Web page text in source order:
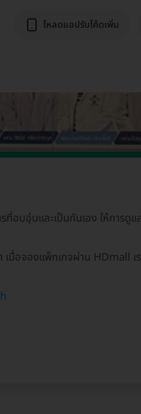
โหลดแอปรับโค้ดเพิ่ม
อุ่นและเป็นกันเอง ให้การดูแ
มื่อจองแพ็กเกจผ่าน HDmall เ